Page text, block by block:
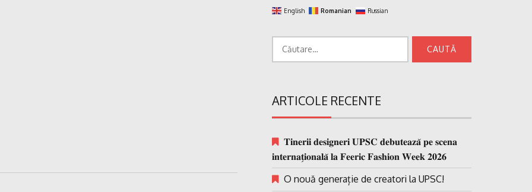
English Romanian Russian
ARTICOLE RECENTE
𝐓𝐢𝐧𝐞𝐫𝐢𝐢 𝐝𝐞𝐬𝐢𝐠𝐧𝐞𝐫𝐢 𝐔𝐏𝐒𝐂 𝐝𝐞𝐛𝐮𝐭𝐞𝐚𝐳𝐚̆ 𝐩𝐞 𝐬𝐜𝐞𝐧𝐚
𝐢𝐧𝐭𝐞𝐫𝐧𝐚𝐭̗𝐢𝐨𝐧𝐚𝐥𝐚̆ 𝐥𝐚 𝐅𝐞𝐞𝐫𝐢𝐜 𝐅𝐚𝐬𝐡𝐢𝐨𝐧 𝐖𝐞𝐞𝐤 𝟐𝟎𝟐𝟔
O nouă generație de creatori la UPSC!